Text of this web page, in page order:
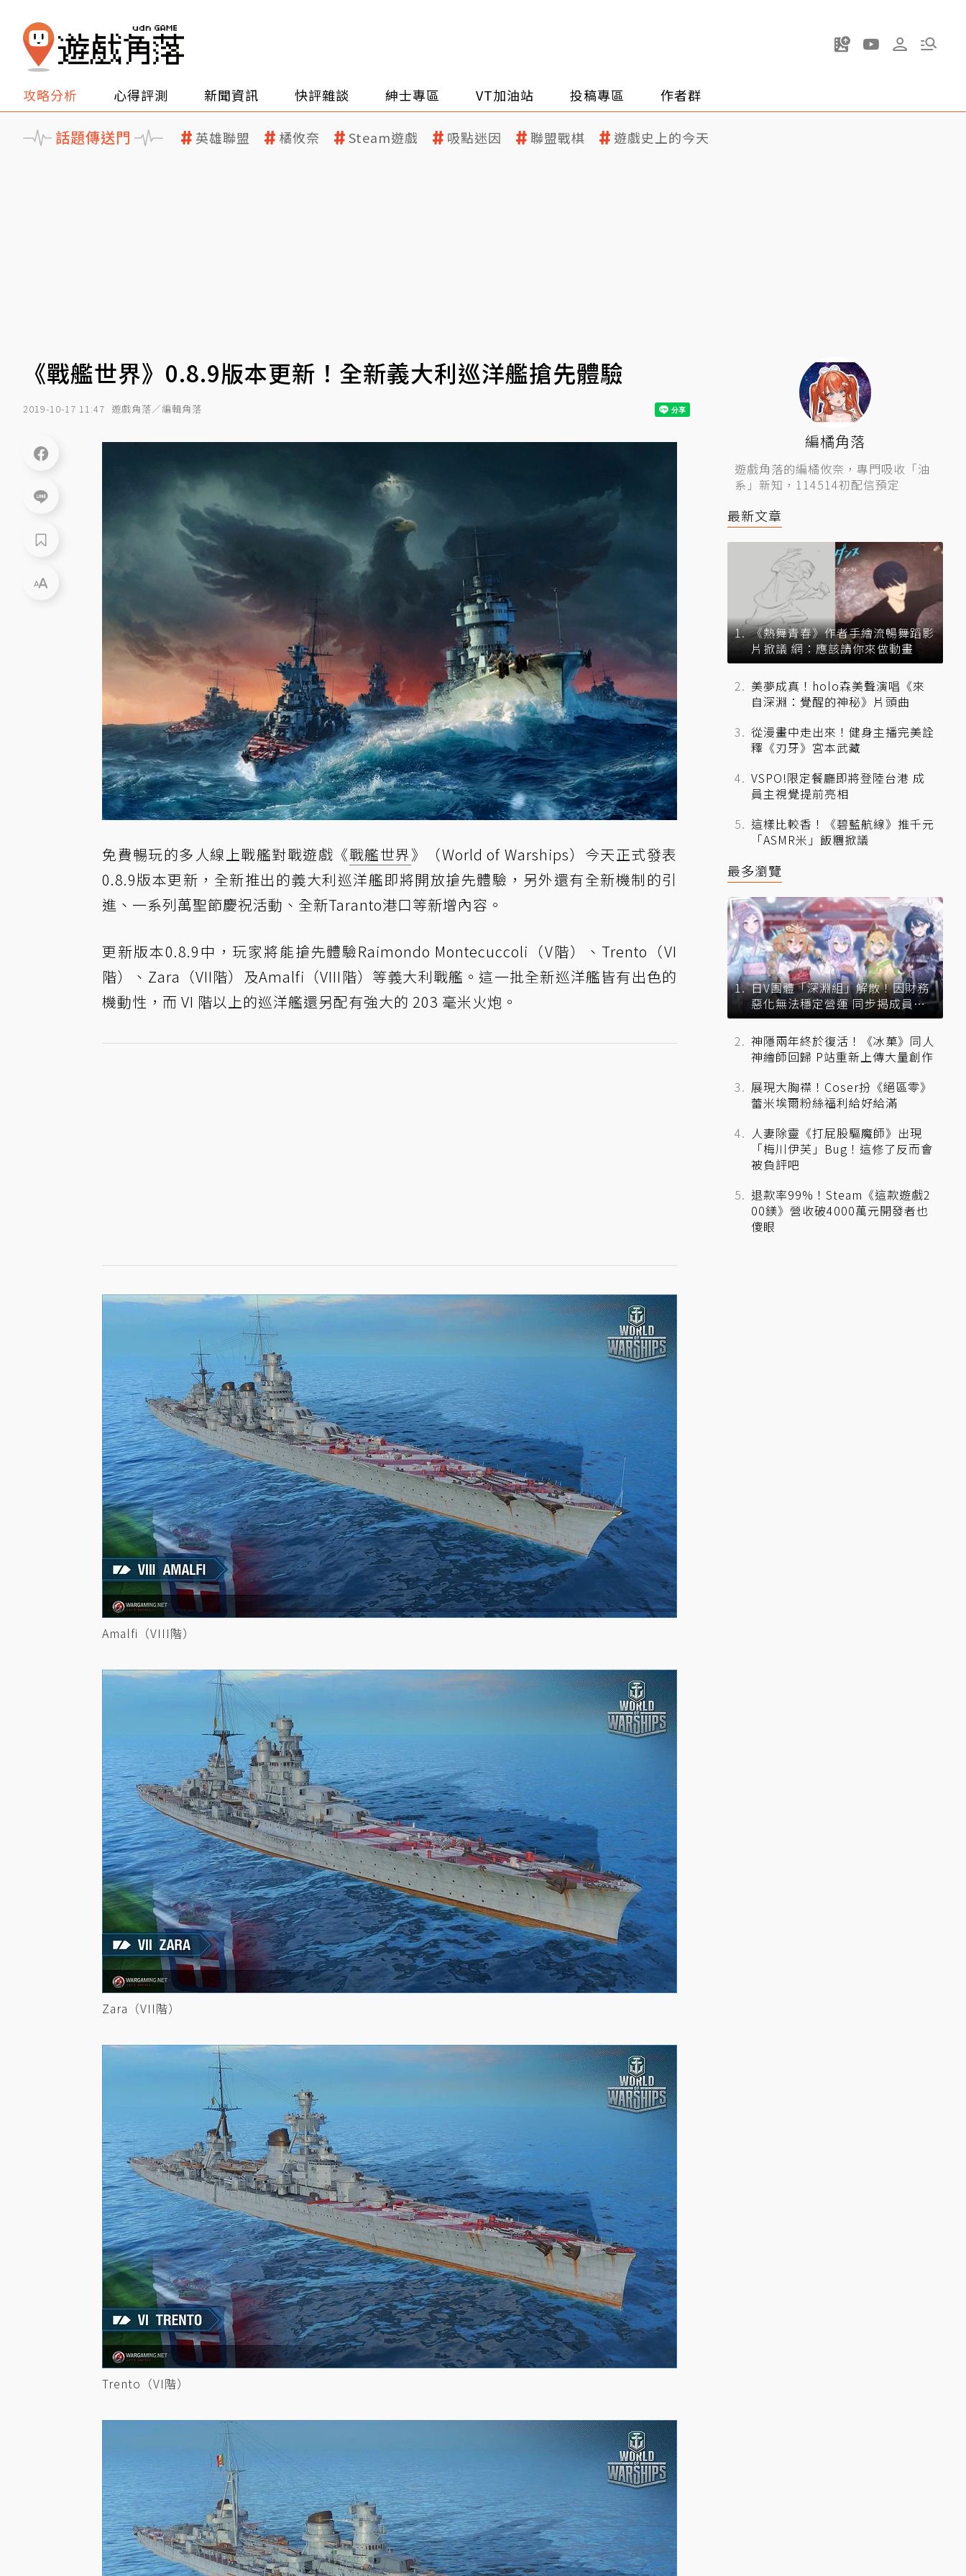
攻略分析 心得評測 新聞資訊 快評雜談 紳士專區 VT加油站 投稿專區 作者群
話題傳送門 英雄聯盟 橘攸奈 Steam遊戲 吸點迷因 聯盟戰棋 遊戲史上的今天
《戰艦世界》0.8.9版本更新！全新義大利巡洋艦搶先體驗
2019-10-17 11:47 遊戲角落／編輯角落
免費暢玩的多人線上戰艦對戰遊戲《戰艦世界》（World of Warships）今天正式發表
0.8.9版本更新，全新推出的義大利巡洋艦即將開放搶先體驗，另外還有全新機制的引
進、一系列萬聖節慶祝活動、全新Taranto港口等新增內容。
更新版本0.8.9中，玩家將能搶先體驗Raimondo Montecuccoli（V階）、Trento（VI
階）、Zara（VII階）及Amalfi（VIII階）等義大利戰艦。這一批全新巡洋艦皆有出色的
機動性，而 VI 階以上的巡洋艦還另配有強大的 203 毫米火炮。
Amalfi（VIII階）
Zara（VII階）
Trento（VI階）
編橘角落
遊戲角落的編橘攸奈，專門吸收「油
系」新知，114514初配信預定
最新文章
《熱舞青春》作者手繪流暢舞蹈影
片掀議 網：應該請你來做動畫
美夢成真！holo森美聲演唱《來
自深淵：覺醒的神秘》片頭曲
從漫畫中走出來！健身主播完美詮
釋《刃牙》宮本武藏
VSPO!限定餐廳即將登陸台港 成
員主視覺提前亮相
這樣比較香！《碧藍航線》推千元
「ASMR米」飯糰掀議
最多瀏覽
日V團體「深淵組」解散！因財務
惡化無法穩定營運 同步揭成員未
來去向
神隱兩年終於復活！《冰菓》同人
神繪師回歸 P站重新上傳大量創作
展現大胸襟！Coser扮《絕區零》
蕾米埃爾粉絲福利給好給滿
人妻除靈《打屁股驅魔師》出現
「梅川伊芙」Bug！這修了反而會
被負評吧
退款率99%！Steam《這款遊戲2
00鎂》營收破4000萬元開發者也
傻眼